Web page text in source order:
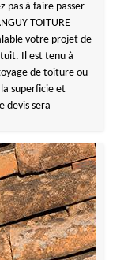
pas à faire passer
TOITURE
votre projet de
Il est tenu à
de toiture ou
superficie et
devis sera